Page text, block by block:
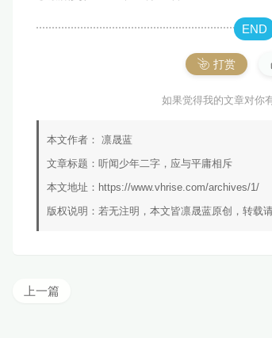
END
打赏
如果觉得我的文章对你
本文作者： 凛晟蓝
文章标题： 听闻少年二字，应与平庸相斥
本文地址： https://www.vhrise.com/archives/1/
版权说明：若无注明，本文皆凛晟蓝原创，转载
上一篇